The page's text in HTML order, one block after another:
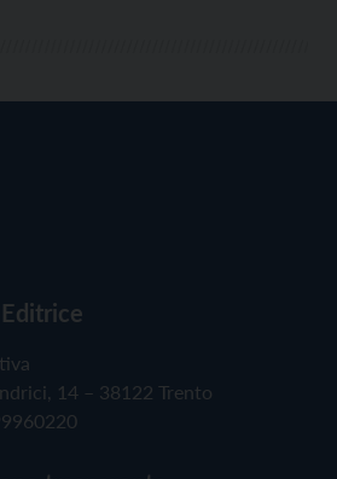
14 – 38122 Trento